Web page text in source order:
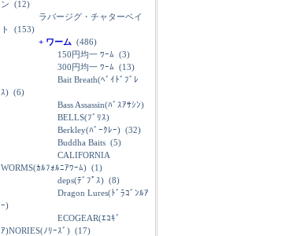
ン (12)
ラバージグ・チャターベイ
ト
(153)
+ ワーム (486)
150円均一 ﾜｰﾑ (3)
300円均一 ﾜｰﾑ (13)
Bait Breath(ﾍﾞｲﾄﾞﾌﾞﾚ
ｽ) (6)
Bass Assassin(ﾊﾞｽｱｻｼﾝ)
BELLS(ﾌﾞﾘｽ)
Berkley(ﾊﾞｰｸﾚｰ) (32)
Buddha Baits (5)
CALIFORNIA
WORMS(ｶﾙﾌｫﾙﾆｱﾜｰﾑ) (1)
deps(ﾃﾞﾌﾟｽ) (8)
Dragon Lures(ﾄﾞﾗｺﾞﾝﾙｱ
ｰ)
ECOGEAR(ｴｺｷﾞ
ｱ)NORIES(ﾉﾘｰｽﾞ) (17)